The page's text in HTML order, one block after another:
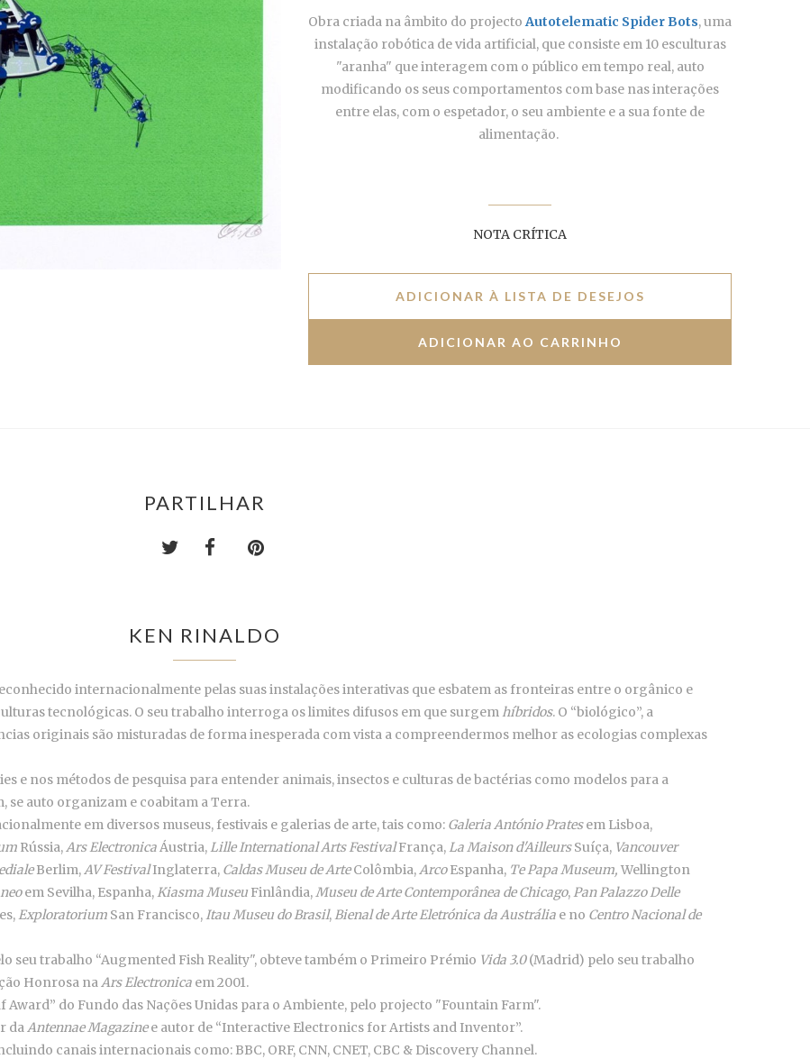
Obra criada na âmbito do projectoAutotelematic Spider Bots, uma
instalação robótica de vida artificial, que consiste em 10 esculturas
"aranha" que interagem com o público em tempo real, auto
modificando os seus comportamentos com base nas interações
entre elas, com o espetador, o seu ambiente e a sua fonte de
alimentação.
NOTA CRÍTICA
ADICIONAR À LISTA DE DESEJOS
PARTILHAR
KEN RINALDO
internacionalmente pelas suas instalações interativas que esbatem as fronteiras entre o orgânico e
tecnológicas. O seu trabalho interroga os limites difusos em que surgem híbridos. O “biológico”, a
originais são misturadas de forma inesperada com vista a compreendermos melhor as ecologias complexas
e nos métodos de pesquisa para entender animais, insectos e culturas de bactérias como modelos para a
auto organizam e coabitam a Terra.
em diversos museus, festivais e galerias de arte, tais como: Galeria António Pratesem Lisboa,
Rússia, Ars Electronica Áustria, Lille International Arts FestivalFrança, La Maison d'AilleursSuíça, Vancouver
Berlim, AV FestivalInglaterra, Caldas Museu de ArteColômbia, ArcoEspanha, Te Papa Museum, Wellington
em Sevilha, Espanha, Kiasma Museu Finlândia, Museu de Arte Contemporânea de Chicago, Pan Palazzo Delle
Exploratorium San Francisco, Itau Museu do Brasil, Bienal de Arte Eletrónica da Austrália e no Centro Nacional de
seu trabalho “Augmented Fish Reality", obteve também o Primeiro Prémio Vida 3.0(Madrid) pelo seu trabalho
Honrosa na Ars Electronica em 2001.
Award” do Fundo das Nações Unidas para o Ambiente, pelo projecto "Fountain Farm".
da Antennae Magazinee autor de “Interactive Electronics for Artists and Inventor”.
canais internacionais como: BBC, ORF, CNN, CNET, CBC & Discovery Channel.